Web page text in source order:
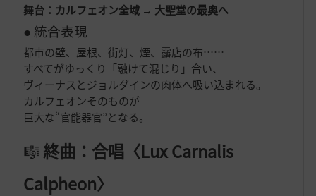
舞台：カルフェオン全域 → 大聖堂の最奥へ
● 統合表現
都市の壁、屋根、街灯、煙、露店の布……
すべてがゆっくり「融けて混じり」合い、
ヴィーナスとジョルダインの肉体へ吸い込まれる。
カルフェオンそのものが
巨大な“官能器官”となる。
🎼 終曲：合唱〈Lux Carnalis
Calpheon〉